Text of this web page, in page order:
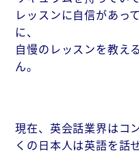
レッスンに自信があっ
に、
自慢のレッスンを教え
ん。
現在、英会話業界はコ
くの日本人は英語を話